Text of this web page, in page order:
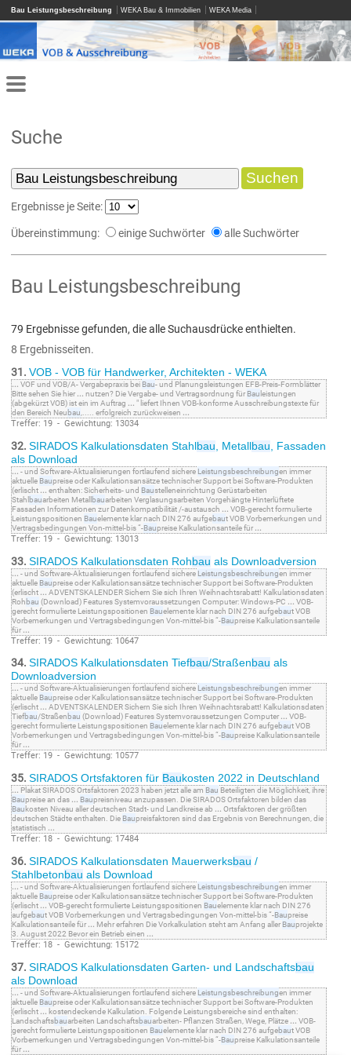
Bau Leistungsbeschreibung WEKA Bau & Immobilien WEKA Media
Suche
Ergebnisse je Seite:
Übereinstimmung: einige Suchwörter alle Suchwörter
Bau Leistungsbeschreibung
79 Ergebnisse gefunden, die alle Suchausdrücke enthielten.
8 Ergebnisseiten.
31. VOB - VOB für Handwerker, Architekten - WEKA
... VOF und VOB/A- Vergabepraxis bei Bau- und Planungsleistungen EFB-Preis-Formblätter
Bitte sehen Sie hier ... nutzen? Die Vergabe- und Vertragsordnung für Bauleistungen
(abgekürzt VOB) ist ein im Auftrag ... " liefert Ihnen VOB-konforme Ausschreibungstexte für
den Bereich Neubau,..... erfolgreich zurückweisen ...
Treffer: 19 - Gewichtung: 13034
32. SIRADOS Kalkulationsdaten Stahl bau , Metall bau , Fassaden
als Download
... - und Software-Aktualisierungen fortlaufend sichere Leistungsbeschreibungen immer
aktuelle Baupreise oder Kalkulationsansätze technischer Support bei Software-Produkten
(erlischt ... enthalten: Sicherheits- und Baustelleneinrichtung Gerüstarbeiten
Stahlbauarbeiten Metallbauarbeiten Verglasungsarbeiten Vorgehängte Hinterlüftete
Fassaden Informationen zur Datenkompatibilität /-austausch ... VOB-gerecht formulierte
Leistungspositionen Bauelemente klar nach DIN 276 aufgebaut VOB Vorbemerkungen und
Vertragsbedingungen Von-mittel-bis “-Baupreise Kalkulationsanteile für ...
Treffer: 19 - Gewichtung: 13013
33. SIRADOS Kalkulationsdaten Rohbau als Downloadversion
... - und Software-Aktualisierungen fortlaufend sichere Leistungsbeschreibungen immer
aktuelle Baupreise oder Kalkulationsansätze technischer Support bei Software-Produkten
(erlischt ... ADVENTSKALENDER Sichern Sie sich Ihren Weihnachtsrabatt! Kalkulationsdaten
Rohbau (Download) Features Systemvoraussetzungen Computer: Windows-PC ... VOB-
gerecht formulierte Leistungspositionen Bauelemente klar nach DIN 276 aufgebaut VOB
Vorbemerkungen und Vertragsbedingungen Von-mittel-bis “-Baupreise Kalkulationsanteile
für ...
Treffer: 19 - Gewichtung: 10647
34. SIRADOS Kalkulationsdaten Tiefbau/Straßen bau als
Downloadversion
... - und Software-Aktualisierungen fortlaufend sichere Leistungsbeschreibungen immer
aktuelle Baupreise oder Kalkulationsansätze technischer Support bei Software-Produkten
(erlischt ... ADVENTSKALENDER Sichern Sie sich Ihren Weihnachtsrabatt! Kalkulationsdaten
Tiefbau/Straßen bau (Download) Features Systemvoraussetzungen Computer ... VOB-
gerecht formulierte Leistungspositionen Bauelemente klar nach DIN 276 aufgebaut VOB
Vorbemerkungen und Vertragsbedingungen Von-mittel-bis “-Baupreise Kalkulationsanteile
für ...
Treffer: 19 - Gewichtung: 10577
35. SIRADOS Ortsfaktoren für Bau kosten 2022 in Deutschland
... Plakat SIRADOS Ortsfaktoren 2023 haben jetzt alle am Bau Beteiligten die Möglichkeit, ihre
Baupreise an das ... Baupreisniveau anzupassen. Die SIRADOS Ortsfaktoren bilden das
Baukosten Niveau aller deutschen Stadt- und Landkreise ab ... Ortsfaktoren der größten
deutschen Städte enthalten. Die Baupreisfaktoren sind das Ergebnis von Berechnungen, die
statistisch ...
Treffer: 18 - Gewichtung: 17484
36. SIRADOS Kalkulationsdaten Mauerwerksbau /
Stahlbeton bau als Download
... - und Software-Aktualisierungen fortlaufend sichere Leistungsbeschreibungen immer
aktuelle Baupreise oder Kalkulationsansätze technischer Support bei Software-Produkten
(erlischt ... VOB-gerecht formulierte Leistungspositionen Bauelemente klar nach DIN 276
aufgebaut VOB Vorbemerkungen und Vertragsbedingungen Von-mittel-bis “-Baupreise
Kalkulationsanteile für ... Mehr erfahren Die Vorkalkulation steht am Anfang aller Bauprojekte
3. August 2022 Bevor ein Betrieb einen ...
Treffer: 18 - Gewichtung: 15172
37. SIRADOS Kalkulationsdaten Garten- und Landschaftsbau
als Download
... - und Software-Aktualisierungen fortlaufend sichere Leistungsbeschreibungen immer
aktuelle Baupreise oder Kalkulationsansätze technischer Support bei Software-Produkten
(erlischt ... kostendeckende Kalkulation. Folgende Leistungsbereiche sind enthalten:
Landschaftsbauarbeiten Landschaftsbauarbeiten- Pflanzen Straßen, Wege, Plätze ... VOB-
gerecht formulierte Leistungspositionen Bauelemente klar nach DIN 276 aufgebaut VOB
Vorbemerkungen und Vertragsbedingungen Von-mittel-bis “-Baupreise Kalkulationsanteile
für ...